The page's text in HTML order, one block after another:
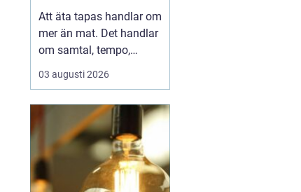
vardagsrum
Att äta tapas handlar om
mer än mat. Det handlar
om samtal, tempo,
ljudnivå och känslan av
att tiden kan få stanna
tapas blivit ett naturligt
inslag i kvarterslivet, där
barer och restauranger
blandas med små
butiker och bost...
03 augusti 2026